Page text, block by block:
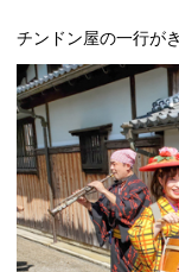
チンドン屋の一行が